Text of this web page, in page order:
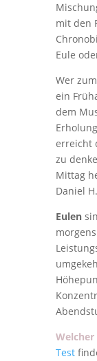
mit den
Eule
Wer
ein
dem
erreicht
zu
Mittag
Daniel
Eulen
Test